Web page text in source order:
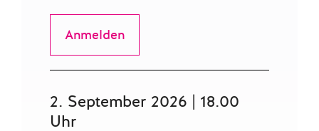
Anmelden
2. September 2026 | 18.00
Uhr